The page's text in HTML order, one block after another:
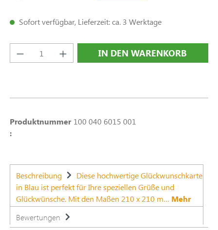
Sofort verfügbar, Lieferzeit: ca. 3 Werktage
Produkt Anzahl: Gib den gewünschten
IN DEN WARENKORB
Produktnummer
:
100 040 6015 001
Beschreibung
Diese hochwertige Glückwunschkarte
in Blau ist perfekt für Ihre speziellen Grüße und
Glückwünsche. Mit den Maßen 210 x 210 m… Mehr
Bewertungen